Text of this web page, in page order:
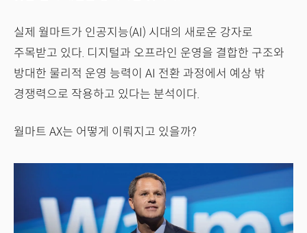
실제 월마트가 인공지능(AI) 시대의 새로운 강자로
주목받고 있다. 디지털과 오프라인 운영을 결합한 구조와
방대한 물리적 운영 능력이 AI 전환 과정에서 예상 밖
경쟁력으로 작용하고 있다는 분석이다.
월마트 AX는 어떻게 이뤄지고 있을까?